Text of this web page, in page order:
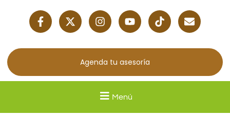
Agenda tu asesoría
Menú